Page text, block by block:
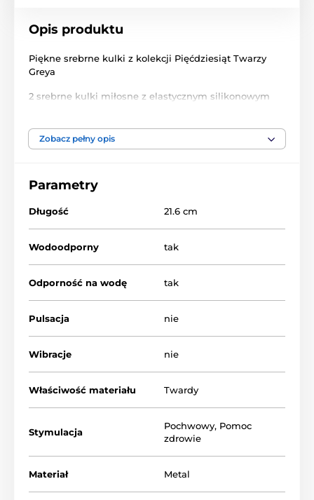
Opis produktu
Piękne srebrne kulki z kolekcji Pięćdziesiąt Twarzy
Greya
2 srebrne kulki miłosne z elastycznym silikonowym
Są masywne, niesamowicie gładkie i mają dodatkową
Zawiera satynową torbę do przechowywania.
Materiał metal.
Produkt znajduje się w kategoriach
KOBIETY Kulki
Zobacz pełny opis
Parametry
Długość 21.6 cm
Wodoodporny tak
Odporność na wodę tak
Pulsacja nie
Wibracje nie
Właściwość materiału Twardy
Stymulacja
Pochwowy, Pomoc
zdrowie
Materiał Metal